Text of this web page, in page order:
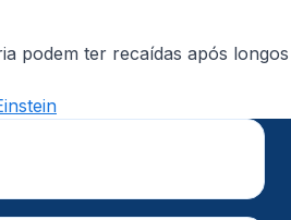
podem ter recaídas após longos